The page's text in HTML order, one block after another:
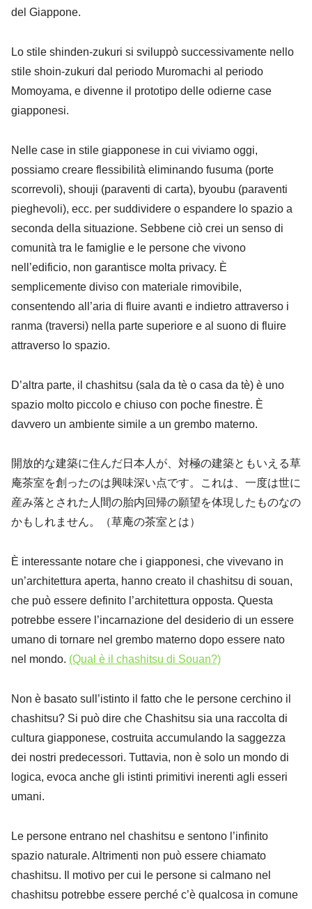
del Giappone.
Lo stile shinden-zukuri si sviluppò successivamente nello
stile shoin-zukuri dal periodo Muromachi al periodo
Momoyama, e divenne il prototipo delle odierne case
giapponesi.
Nelle case in stile giapponese in cui viviamo oggi,
possiamo creare flessibilità eliminando fusuma (porte
scorrevoli), shouji (paraventi di carta), byoubu (paraventi
pieghevoli), ecc. per suddividere o espandere lo spazio a
seconda della situazione. Sebbene ciò crei un senso di
comunità tra le famiglie e le persone che vivono
nell’edificio, non garantisce molta privacy. È
semplicemente diviso con materiale rimovibile,
consentendo all’aria di fluire avanti e indietro attraverso i
ranma (traversi) nella parte superiore e al suono di fluire
attraverso lo spazio.
D’altra parte, il chashitsu (sala da tè o casa da tè) è uno
spazio molto piccolo e chiuso con poche finestre. È
davvero un ambiente simile a un grembo materno.
開放的な建築に住んだ日本人が、対極の建築ともいえる草
庵茶室を創ったのは興味深い点です。これは、一度は世に
産み落とされた人間の胎内回帰の願望を体現したものなの
かもしれません。（草庵の茶室とは）
È interessante notare che i giapponesi, che vivevano in
un’architettura aperta, hanno creato il chashitsu di souan,
che può essere definito l’architettura opposta. Questa
potrebbe essere l’incarnazione del desiderio di un essere
umano di tornare nel grembo materno dopo essere nato
nel mondo. (Qual è il chashitsu di Souan?)
Non è basato sull’istinto il fatto che le persone cerchino il
chashitsu? Si può dire che Chashitsu sia una raccolta di
cultura giapponese, costruita accumulando la saggezza
dei nostri predecessori. Tuttavia, non è solo un mondo di
logica, evoca anche gli istinti primitivi inerenti agli esseri
umani.
Le persone entrano nel chashitsu e sentono l’infinito
spazio naturale. Altrimenti non può essere chiamato
chashitsu. Il motivo per cui le persone si calmano nel
chashitsu potrebbe essere perché c’è qualcosa in comune